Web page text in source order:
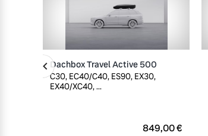
Dachbox Travel Active 500
C30, EC40/C40, ES90, EX30,
EX40/XC40, ...
849,00 €